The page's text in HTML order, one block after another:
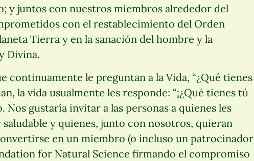
y juntos con nuestros miembros alrededor del
con el restablecimiento del Orden
Tierra y en la sanación del hombre y la
Divina.
continuamente le preguntan a la Vida, “¿Qué tienes
la vida usualmente les responde: “¡¿Qué tienes tú
Nos gustaría invitar a las personas a quienes les
y quienes, junto con nosotros, quieran
en un miembro (o incluso un patrocinador
for Natural Science firmando el compromiso